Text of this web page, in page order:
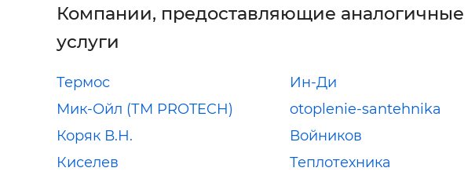
Компании, предоставляющие аналогичные
услуги
Термос
Ин-Ди
Мик-Ойл (ТМ PROTECH)
otoplenie-santehnika
Коряк В.Н.
Войников
Киселев
Теплотехника